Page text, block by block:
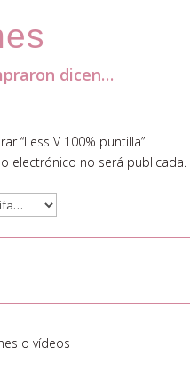
dicen…
“Less V 100% puntilla”
electrónico no será publicada.
o vídeos